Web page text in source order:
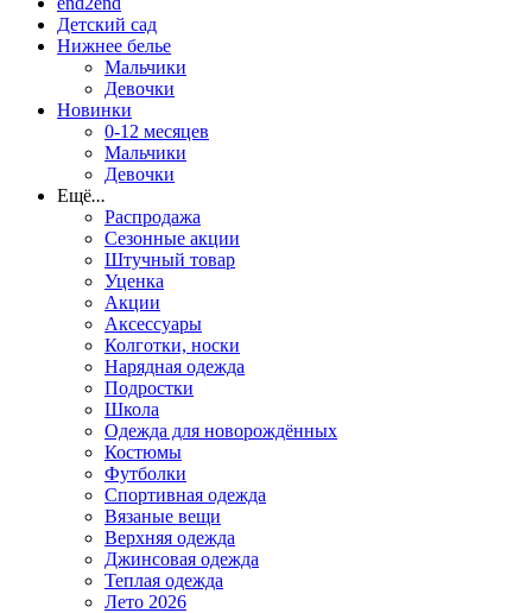
Детский сад
Нижнее белье
Мальчики
Девочки
Новинки
0-12 месяцев
Мальчики
Девочки
Ещё...
Распродажа
Сезонные акции
Штучный товар
Уценка
Акции
Аксессуары
Колготки, носки
Нарядная одежда
Подростки
Школа
Одежда для новорождённых
Костюмы
Футболки
Спортивная одежда
Вязаные вещи
Верхняя одежда
Джинсовая одежда
Теплая одежда
Лето 2026